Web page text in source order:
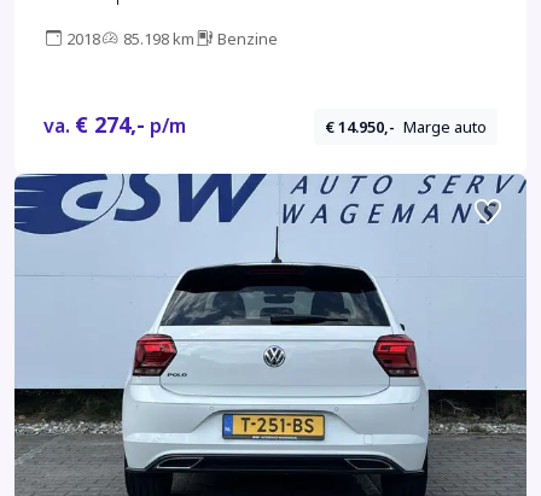
2018 85.198 km Benzine
va. € 274,- p/m € 14.950,- Marge auto